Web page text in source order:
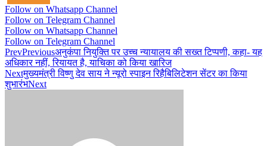
Follow on Whatsapp Channel
Follow on Telegram Channel
Follow on Whatsapp Channel
Follow on Telegram Channel
PrevPreviousअनुकंपा नियुक्ति पर उच्च न्यायालय की सख्त टिप्पणी, कहा- यह
अधिकार नहीं, रियायत है, याचिका को किया खारिज
Nextमुख्यमंत्री विष्णु देव साय ने न्यूरो स्पाइन रिहैबिलिटेशन सेंटर का किया
शुभारंभNext